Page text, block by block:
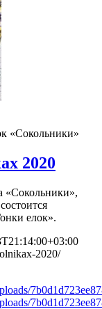
«Сокольники»
2020
«Сокольники»,
елок».
2020/